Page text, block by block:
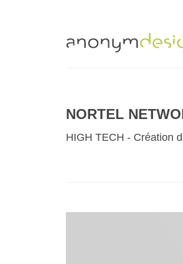
NORTEL
HIGH TECH - Création